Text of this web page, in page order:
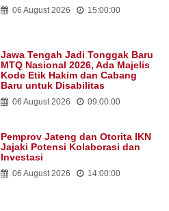
06 August 2026 15:00:00
Jawa Tengah Jadi Tonggak Baru
MTQ Nasional 2026, Ada Majelis
Kode Etik Hakim dan Cabang
Baru untuk Disabilitas
06 August 2026 09:00:00
Pemprov Jateng dan Otorita IKN
Jajaki Potensi Kolaborasi dan
Investasi
06 August 2026 14:00:00